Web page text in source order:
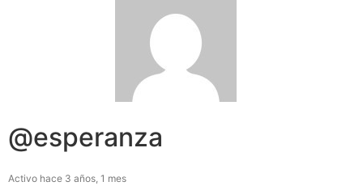
@esperanza
Activo hace 3 años, 1 mes